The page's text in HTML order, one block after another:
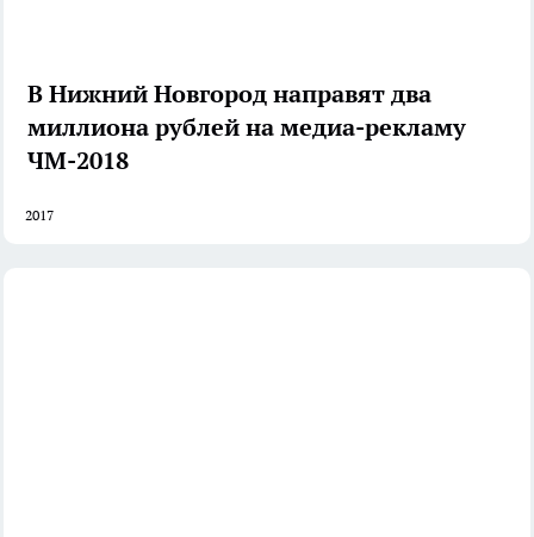
В Нижний Новгород направят два
миллиона рублей на медиа-рекламу
ЧМ-2018
2017